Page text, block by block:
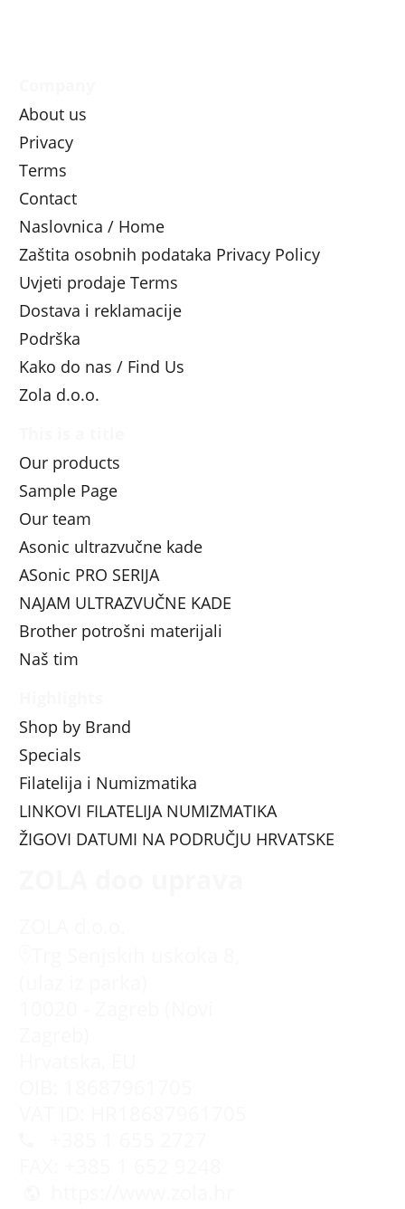
About us
Privacy
Terms
Contact
Naslovnica / Home
Zaštita osobnih podataka Privacy Policy
Uvjeti prodaje Terms
Dostava i reklamacije
Podrška
Kako do nas / Find Us
Zola d.o.o.
Our products
Sample Page
Our team
Asonic ultrazvučne kade
ASonic PRO SERIJA
NAJAM ULTRAZVUČNE KADE
Brother potrošni materijali
Naš tim
Shop by Brand
Specials
Filatelija i Numizmatika
LINKOVI FILATELIJA NUMIZMATIKA
ŽIGOVI DATUMI NA PODRUČJU HRVATSKE